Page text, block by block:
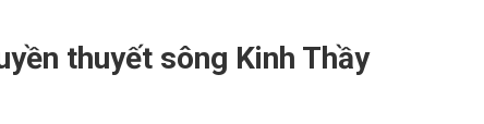
thuyết sông Kinh Thầy